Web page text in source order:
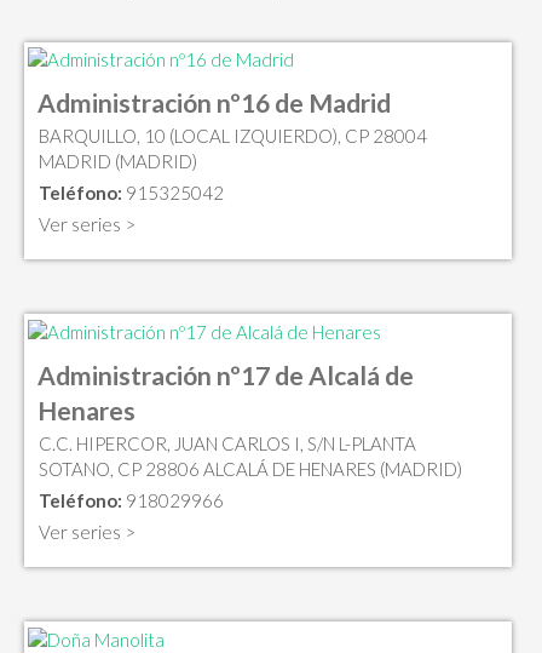
Administración nº16 de Madrid
BARQUILLO, 10 (LOCAL IZQUIERDO), CP 28004
MADRID (MADRID)
Teléfono: 915325042
Ver series >
Administración nº17 de Alcalá de
Henares
C.C. HIPERCOR, JUAN CARLOS I, S/N L-PLANTA
SOTANO, CP 28806 ALCALÁ DE HENARES (MADRID)
Teléfono: 918029966
Ver series >